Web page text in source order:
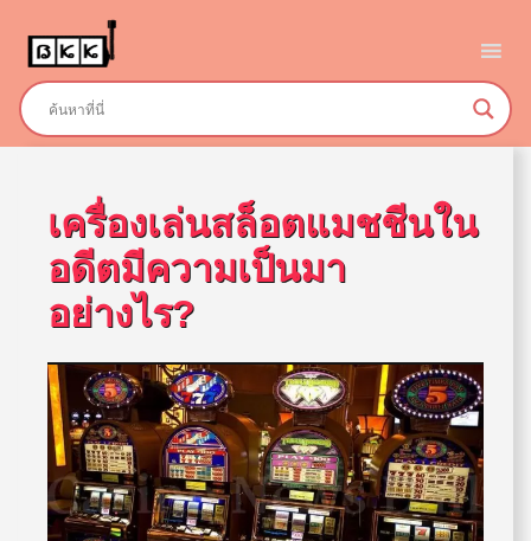
content
เครื่องเล่นสล็อตแมชชีนใน
อดีตมีความเป็นมา
อย่างไร?